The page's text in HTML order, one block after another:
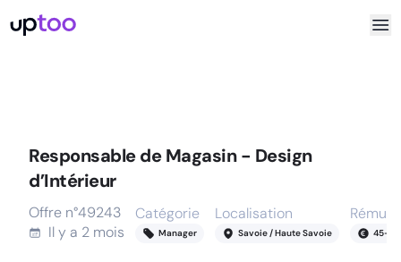
Responsable de Magasin - Design
d’Intérieur
Offre n°49243
Il y a 2 mois
Catégorie
Manager
Localisation
Savoie / Haute Savoie 45-